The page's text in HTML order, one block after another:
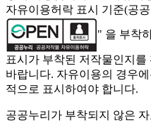
자유이용허락 표시 기준(공
" 을 부착
표시가 부착된 저작물인지를
바랍니다. 자유이용의 경우
적으로 표시하여야 합니다.
공공누리가 부착되지 않은